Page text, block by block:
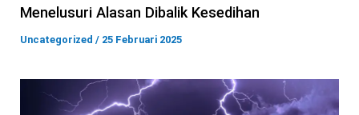
Menelusuri Alasan Dibalik Kesedihan
Uncategorized / 25 Februari 2025